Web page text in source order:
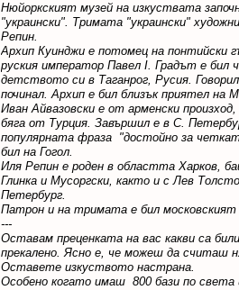
Нюйоркският музей на изкуствата
"украински". Тримата "украински"
Репин.
Архип Куинджи е потомец на понтийски
руския император Павел I. Градът е
детството си в Таганрог, Русия.
починал. Архип е бил близък приятел на
Иван Айвазовски е от арменски
бяга от Турция. Завършил е в С.
популярната фраза "достойно за
бил на Гогол.
Иля Репин е роден в областта Харков,
Глинка и Мусоргски, както и с Лев
Петербург.
Патрон и на тримата е бил московският
---
Оставам преценката на вас какви са
прекалено. Ясно е, че можеш да считаш
Оставете изкуството настрана.
Особено когато имаш 800 бази по